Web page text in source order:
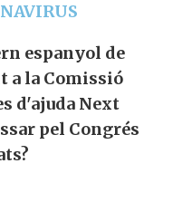
espanyol de
a la Comissió
d'ajuda Next
pel Congrés